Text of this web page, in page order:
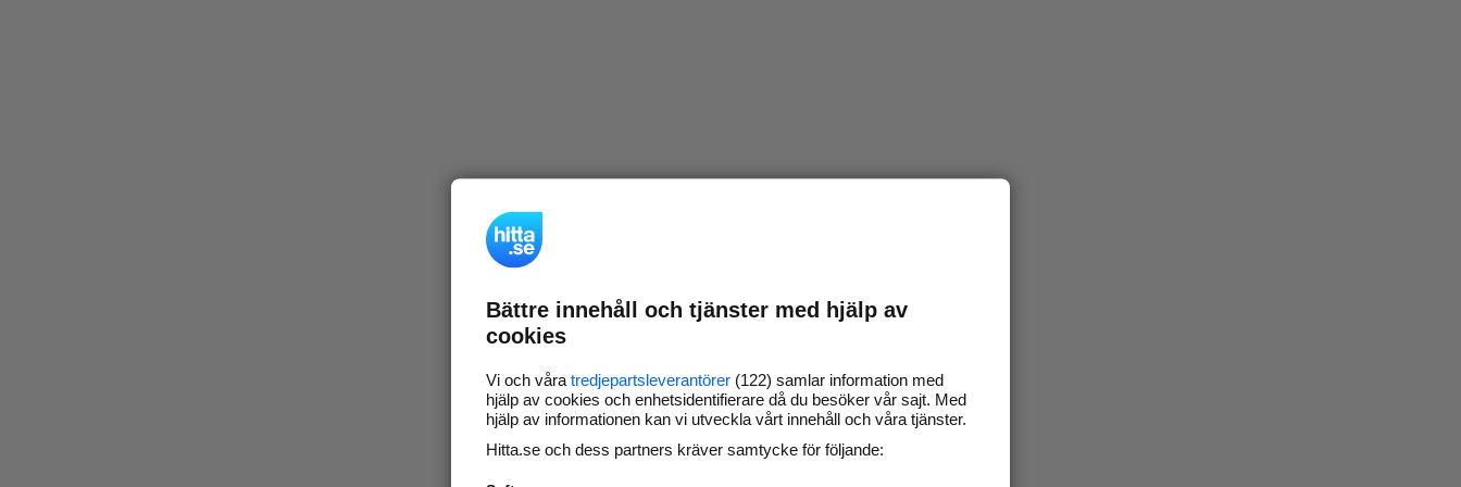
Bättre innehåll och tjänster med hjälp av
cookies
Vi och våra tredjepartsleverantörer (122) samlar information med
hjälp av cookies och enhetsidentifierare då du besöker vår sajt. Med
hjälp av informationen kan vi utveckla vårt innehåll och våra tjänster.
Hitta.se och dess partners kräver samtycke för följande: